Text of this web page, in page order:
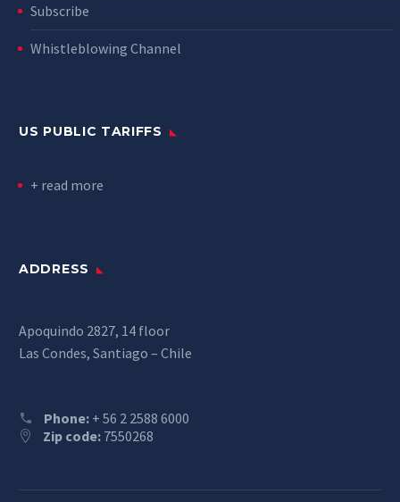
Subscribe
Whistleblowing Channel
US PUBLIC TARIFFS
+ read more
ADDRESS
Apoquindo 2827, 14 floor
Las Condes, Santiago – Chile
Phone: + 56 2 2588 6000
Zip code: 7550268